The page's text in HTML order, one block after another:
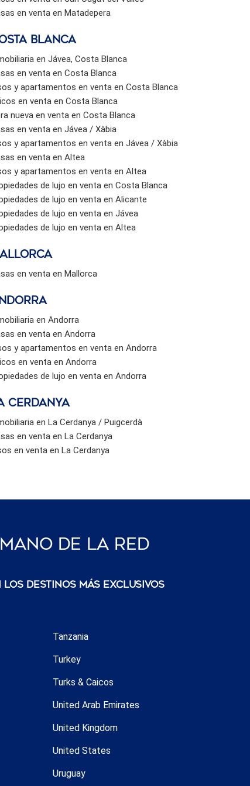
en venta en Matadepera
Blanca
en Jávea, Costa Blanca
en venta en Costa Blanca
y apartamentos en venta en Costa Blanca
en venta en Costa Blanca
nueva en venta en Costa Blanca
en venta en Jávea / Xàbia
y apartamentos en venta en Jávea / Xàbia
en venta en Altea
y apartamentos en venta en Altea
de lujo en venta en Costa Blanca
de lujo en venta en Alicante
de lujo en venta en Jávea
de lujo en venta en Altea
en venta en Mallorca
en Andorra
en venta en Andorra
y apartamentos en venta en Andorra
en venta en Andorra
de lujo en venta en Andorra
Cerdanya
en La Cerdanya / Puigcerdà
en venta en La Cerdanya
en venta en La Cerdanya
De La Red
destinos más exclusivos
Tanzania
Turkey
Turks & Caicos
United Arab Emirates
United Kingdom
United States
Uruguay